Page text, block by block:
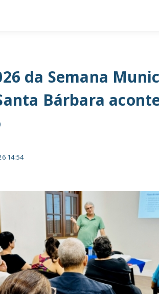
da Semana
Bárbara
14:54